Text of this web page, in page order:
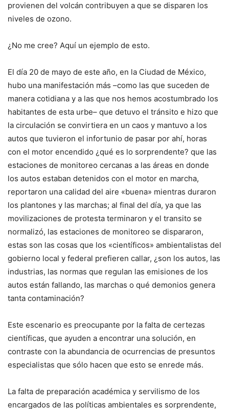
provienen del volcán contribuyen a que se disparen los
niveles de ozono.
¿No me cree? Aquí un ejemplo de esto.
El día 20 de mayo de este año, en la Ciudad de México,
hubo una manifestación más –como las que suceden de
manera cotidiana y a las que nos hemos acostumbrado los
habitantes de esta urbe– que detuvo el tránsito e hizo que
la circulación se convirtiera en un caos y mantuvo a los
autos que tuvieron el infortunio de pasar por ahí, horas
con el motor encendido ¿qué es lo sorprendente? que las
estaciones de monitoreo cercanas a las áreas en donde
los autos estaban detenidos con el motor en marcha,
reportaron una calidad del aire «buena» mientras duraron
los plantones y las marchas; al final del día, ya que las
movilizaciones de protesta terminaron y el transito se
normalizó, las estaciones de monitoreo se dispararon,
estas son las cosas que los «científicos» ambientalistas del
gobierno local y federal prefieren callar, ¿son los autos, las
industrias, las normas que regulan las emisiones de los
autos están fallando, las marchas o qué demonios genera
tanta contaminación?
Este escenario es preocupante por la falta de certezas
científicas, que ayuden a encontrar una solución, en
contraste con la abundancia de ocurrencias de presuntos
especialistas que sólo hacen que esto se enrede más.
La falta de preparación académica y servilismo de los
encargados de las políticas ambientales es sorprendente,